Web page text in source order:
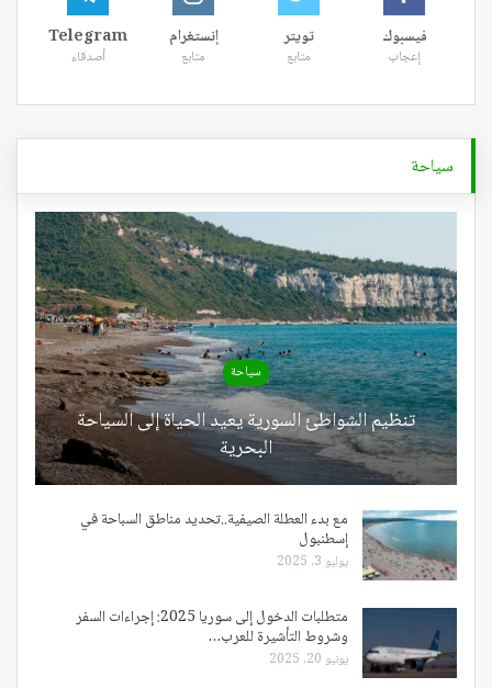
فيسبوك
إعجاب
تويتر
متابع
إنستغرام
متابع
Telegram
أصدقاء
سياحة
سياحة
تنظيم الشواطئ السورية يعيد الحياة إلى السياحة
البحرية
مع بدء العطلة الصيفية..تحديد مناطق السباحة في
إسطنبول
يوليو 3, 2025
متطلبات الدخول إلى سوريا 2025: إجراءات السفر
وشروط التأشيرة للعرب…
يونيو 20, 2025